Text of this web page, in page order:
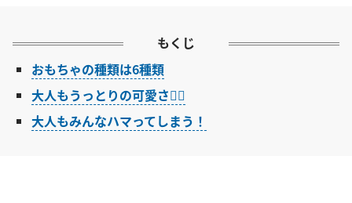
もくじ
おもちゃの種類は6種類
大人もうっとりの可愛さ♥⃛
大人もみんなハマってしまう！